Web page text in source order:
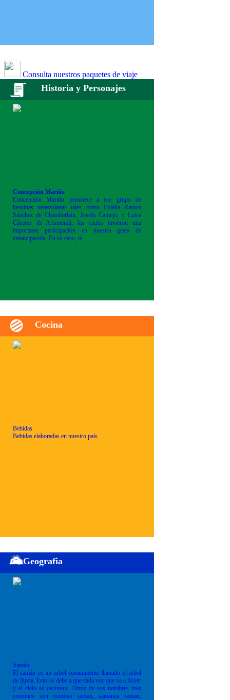
Consulta nuestros paquetes de viaje
Historia y Personajes
Concepción Mariño
Concepción Mariño pertenece a ese grupo de
heroínas venezolanas tales como Eulalia Ramos
Sánchez de Chamberlain, Josefa Camejo, y Luisa
Cáceres de Arismendi; las cuales tuvieron una
importante participación en nuestra gesta de
emancipación. En su caso, te
Cocina
Bebidas
Bebidas elaboradas en nuestro país.
Geografia
Samán
El samán es un arbol comunmente llamado el arbol
de lluvia. Esto se debe a que cada vez que va a llover
y el cielo se oscurece. Otros de sus nombres mas
comunes son mimosa saman, samanea saman,